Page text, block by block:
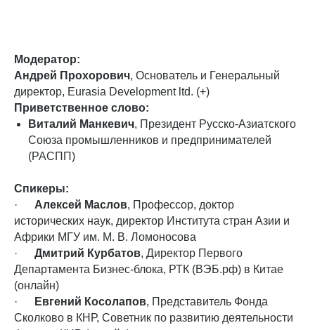
Модератор:
Андрей Прохорович, Основатель и Генеральный
директор, Eurasia Development ltd. (+)
Приветственное слово:
Виталий Манкевич, Президент Русско-Азиатского
Союза промышленников и предпринимателей
(РАСПП)
Спикеры:
· Алексей Маслов, Профессор, доктор
исторических наук, директор Института стран Азии и
Африки МГУ им. М. В. Ломоносова
· Дмитрий Курбатов, Директор Первого
Департамента Бизнес-блока, РТК (ВЭБ.рф) в Китае
(онлайн)
·
Евгений Косолапов, Представитель Фонда
Сколково в КНР, Советник по развитию деятельности